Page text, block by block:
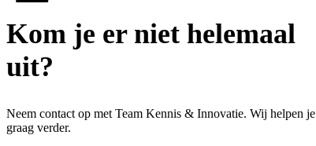
Kom je er niet helemaal
uit?
Neem contact op met Team Kennis & Innovatie. Wij helpen je
graag verder.